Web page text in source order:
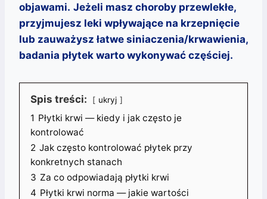
objawami. Jeżeli masz choroby przewlekłe,
przyjmujesz leki wpływające na krzepnięcie
lub zauważysz łatwe siniaczenia/krwawienia,
badania płytek warto wykonywać częściej.
Spis treści: ukryj
1 Płytki krwi — kiedy i jak często je
kontrolować
2 Jak często kontrolować płytek przy
konkretnych stanach
3 Za co odpowiadają płytki krwi
4 Płytki krwi norma — jakie wartości